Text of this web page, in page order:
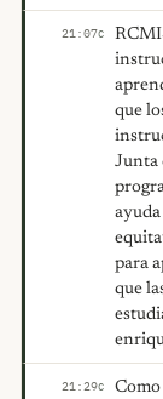
21:07C
que
Junta
ayuda
para
que
21:29C